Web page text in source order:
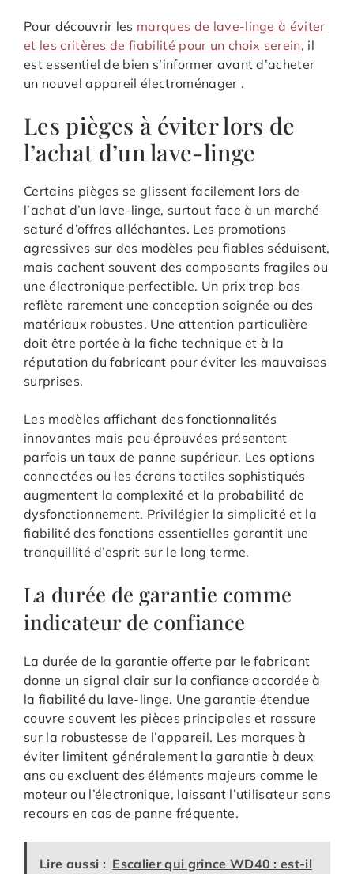
Pour découvrir les marques de lave-linge à éviter
et les critères de fiabilité pour un choix serein, il
est essentiel de bien s’informer avant d’acheter
un nouvel appareil électroménager .
Les pièges à éviter lors de
l’achat d’un lave-linge
Certains pièges se glissent facilement lors de
l’achat d’un lave-linge, surtout face à un marché
saturé d’offres alléchantes. Les promotions
agressives sur des modèles peu fiables séduisent,
mais cachent souvent des composants fragiles ou
une électronique perfectible. Un prix trop bas
reflète rarement une conception soignée ou des
matériaux robustes. Une attention particulière
doit être portée à la fiche technique et à la
réputation du fabricant pour éviter les mauvaises
surprises.
Les modèles affichant des fonctionnalités
innovantes mais peu éprouvées présentent
parfois un taux de panne supérieur. Les options
connectées ou les écrans tactiles sophistiqués
augmentent la complexité et la probabilité de
dysfonctionnement. Privilégier la simplicité et la
fiabilité des fonctions essentielles garantit une
tranquillité d’esprit sur le long terme.
La durée de garantie comme
indicateur de confiance
La durée de la garantie offerte par le fabricant
donne un signal clair sur la confiance accordée à
la fiabilité du lave-linge. Une garantie étendue
couvre souvent les pièces principales et rassure
sur la robustesse de l’appareil. Les marques à
éviter limitent généralement la garantie à deux
ans ou excluent des éléments majeurs comme le
moteur ou l’électronique, laissant l’utilisateur sans
recours en cas de panne fréquente.
Lire aussi : Escalier qui grince WD40 : est-il